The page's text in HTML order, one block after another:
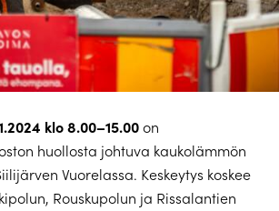
klo 8.00–15.00on
huollosta johtuva kaukolämmön
Vuorelassa. Keskeytys koskee
Rouskupolun ja Rissalantien